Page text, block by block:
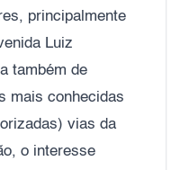
principalmente
Luiz
também de
mais conhecidas
vias da
o interesse